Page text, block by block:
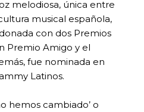
melodiosa, única entre
musical española,
con dos Premios
Premio Amigo y el
fue nominada en
Latinos.
hemos cambiado’ o